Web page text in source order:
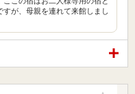
が、母親を連れて来館しまし